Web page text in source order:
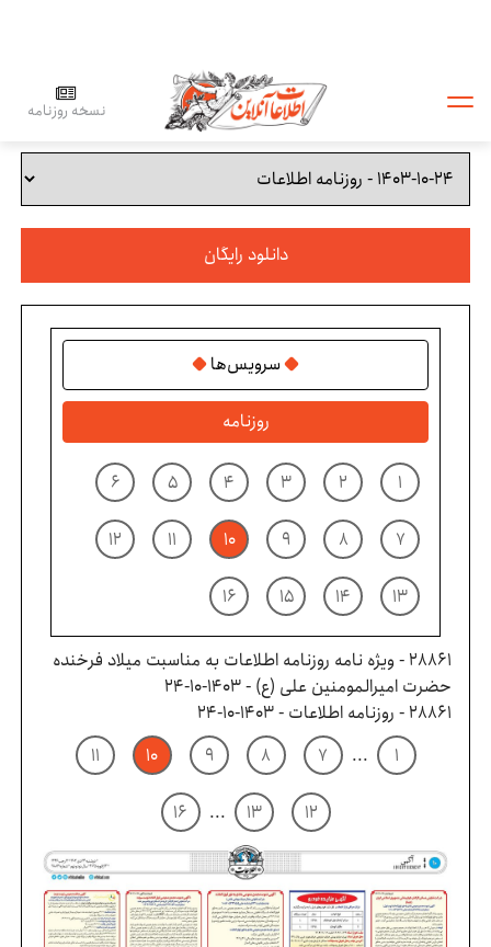
نسخه روزنامه
دانلود رایگان
سرویس‌ها
روزنامه
۱ ۲ ۳ ۴ ۵ ۶
۷ ۸ ۹ ۱۰ ۱۱ ۱۲
۱۳ ۱۴ ۱۵ ۱۶
28861 - ویژه نامه روزنامه اطلاعات به مناسبت میلاد فرخنده
حضرت امیرالمومنین علی (ع) - ۱۴۰۳-۱۰-۲۴
28861 - روزنامه اطلاعات - ۱۴۰۳-۱۰-۲۴
۱
... ۷ ۸ ۹ ۱۰ ۱۱
۱۲ ۱۳ ... ۱۶